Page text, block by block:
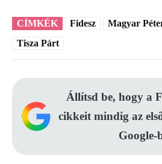
CÍMKÉK Fidesz Magyar
Tisza Párt
Állítsd be, hogy a
cikkeit mindig az
Google-